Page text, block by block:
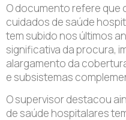
O documento refere que
cuidados de saúde
tem subido nos últimos
significativa da procura,
alargamento da
e subsistemas
O supervisor destacou
de saúde hospitalares